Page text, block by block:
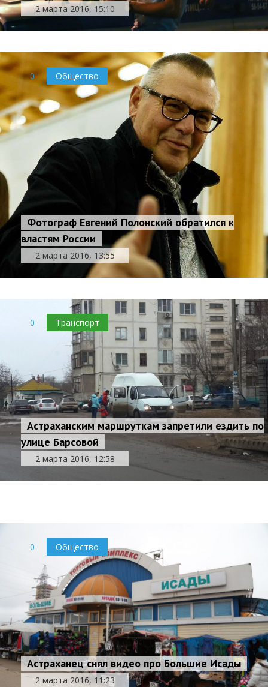
2 марта 2016, 15:10
0 Общество
Фотограф Евгений Полонский обратился к
властям России
2 марта 2016, 13:55
0 Транспорт
Астраханским маршруткам запретили ездить по
улице Барсовой
2 марта 2016, 12:58
Астраханских автоледи поздравят дорожные
полицейские
2 марта 2016, 12:46
0 Общество
Астраханец снял видео про Большие Исады
2 марта 2016, 11:23